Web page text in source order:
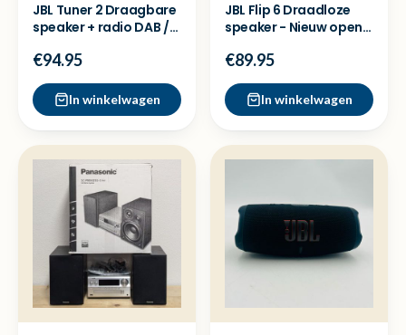
JBL Tuner 2 Draagbare
speaker + radio DAB /
€94.95
In winkelwagen
JBL Flip 6 Draadloze
speaker - Nieuw open
€89.95
In winkelwagen